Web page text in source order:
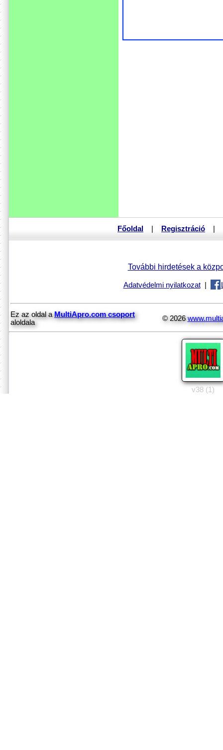
Főoldal Regisztráció
További hirdetések a
Adatvédelmi nyilatkozat|
Ez az oldal aMultiApro.com csoport
aloldala
© 2026
v38 (1)